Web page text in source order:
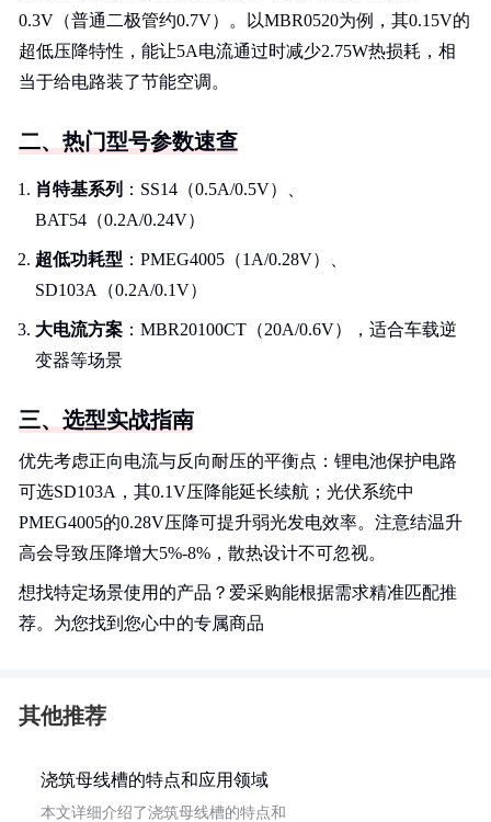
0.3V（普通二极管约0.7V）。以MBR0520为例，其0.15V的
超低压降特性，能让5A电流通过时减少2.75W热损耗，相
当于给电路装了节能空调。
二、热门型号参数速查
肖特基系列 ：SS14（0.5A/0.5V）、
BAT54（0.2A/0.24V）
超低功耗型 ：PMEG4005（1A/0.28V）、
SD103A（0.2A/0.1V）
大电流方案 ：MBR20100CT（20A/0.6V），适合车载逆
变器等场景
三、选型实战指南
优先考虑正向电流与反向耐压的平衡点：锂电池保护电路
可选SD103A，其0.1V压降能延长续航；光伏系统中
PMEG4005的0.28V压降可提升弱光发电效率。注意结温升
高会导致压降增大5%-8%，散热设计不可忽视。
想找特定场景使用的产品？爱采购能根据需求精准匹配推
荐。为您找到您心中的专属商品
其他推荐
浇筑母线槽的特点和应用领域
本文详细介绍了浇筑母线槽的特点和